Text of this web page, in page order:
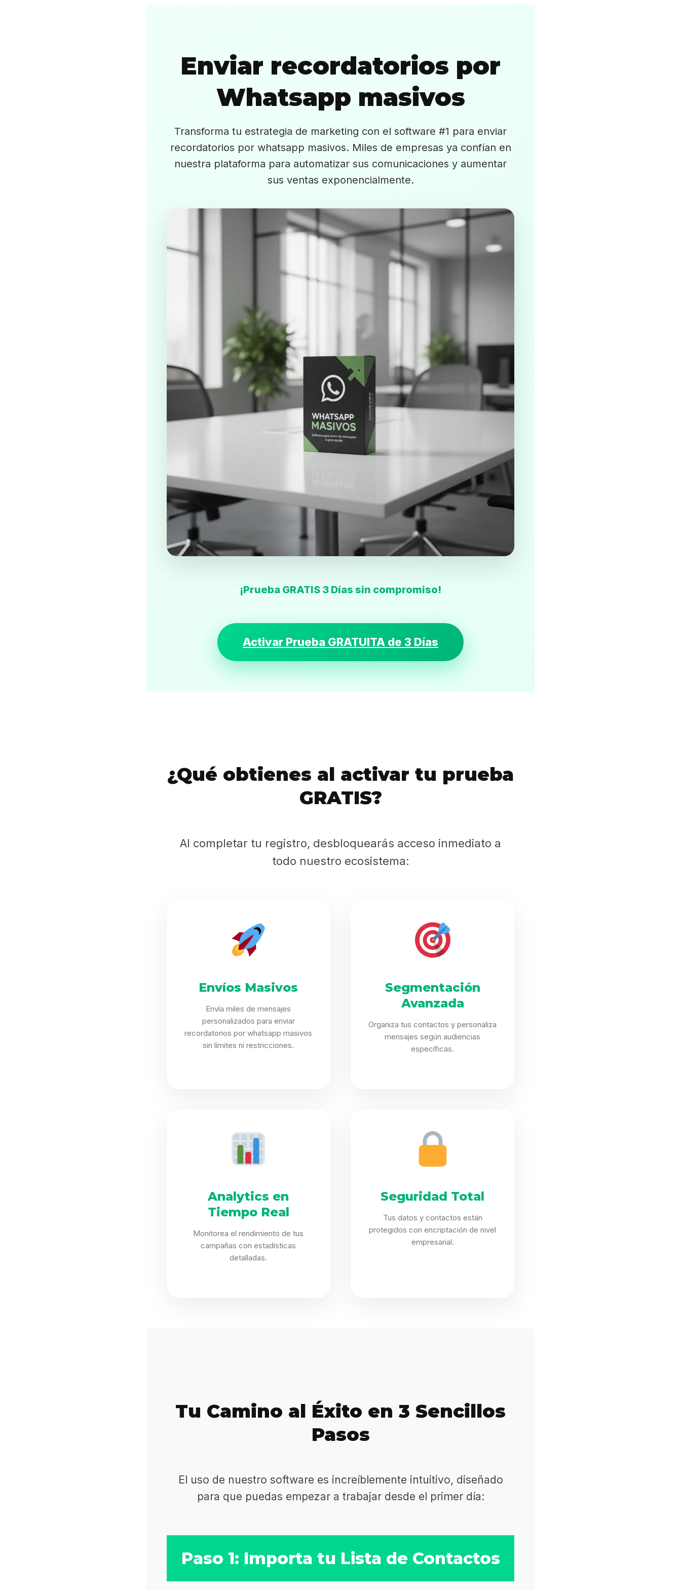
Inicio
Casting
Casting
Casting
HolliKids
Contacto
Enviar recordatorios por
Whatsapp masivos
Transforma tu estrategia de marketing con el software #1 para enviar
recordatorios por whatsapp masivos. Miles de empresas ya confían en
nuestra plataforma para automatizar sus comunicaciones y aumentar
sus ventas exponencialmente.
¡Prueba GRATIS 3 Días sin compromiso!
Activar Prueba GRATUITA de 3 Días
¿Qué obtienes al activar tu prueba
GRATIS?
Al completar tu registro, desbloquearás acceso inmediato a
todo nuestro ecosistema:
Envíos Masivos
Envía miles de mensajes
personalizados para enviar
recordatorios por whatsapp masivos
sin límites ni restricciones.
Segmentación
Avanzada
Organiza tus contactos y personaliza
mensajes según audiencias
específicas.
Analytics en
Tiempo Real
Monitorea el rendimiento de tus
campañas con estadísticas
detalladas.
Seguridad Total
Tus datos y contactos están
protegidos con encriptación de nivel
empresarial.
Tu Camino al Éxito en 3 Sencillos
Pasos
El uso de nuestro software es increíblemente intuitivo, diseñado
para que puedas empezar a trabajar desde el primer día:
Paso 1: Importa tu Lista de Contactos